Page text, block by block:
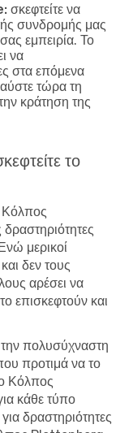
σκεφτείτε να
συνδρομής μας
εμπειρία. Το
να
στα επόμενα
τώρα τη
κράτηση της
το
Κόλπος
μερικοί
δεν τους
αρέσει να
επισκεφτούν και
την πολυσύχναστη
προτιμά να το
Κόλπος
κάθε τύπο
δραστηριότητες